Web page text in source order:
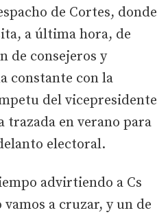
de Cortes, donde
a última hora, de
de consejeros y
constante con la
del vicepresidente
en verano para
electoral.
advirtiendo a Cs
a cruzar, y un de